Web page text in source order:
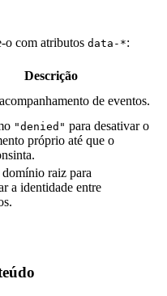
o com atributos data-*:
Descrição
de eventos.
"denied" para desativar o
próprio até que o
raiz para
a identidade entre